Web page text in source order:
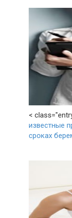
<
известные
сроках